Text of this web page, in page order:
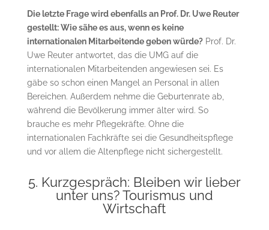
Die letzte Frage wird ebenfalls an Prof. Dr. Uwe Reuter
gestellt: Wie sähe es aus, wenn es keine
internationalen Mitarbeitende geben würde?Prof. Dr.
Uwe Reuter antwortet, das die UMG auf die
internationalen Mitarbeitenden angewiesen sei. Es
gäbe so schon einen Mangel an Personal in allen
Bereichen. Außerdem nehme die Geburtenrate ab,
während die Bevölkerung immer älter wird. So
brauche es mehr Pflegekräfte. Ohne die
internationalen Fachkräfte sei die Gesundheitspflege
und vor allem die Altenpflege nicht sichergestellt.
5. Kurzgespräch: Bleiben wir lieber
unter uns? Tourismus und
Wirtschaft